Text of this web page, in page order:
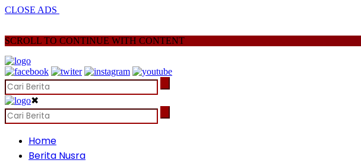
CLOSE ADS
SCROLL TO CONTINUE WITH CONTENT
✖
Home
Berita Nusra